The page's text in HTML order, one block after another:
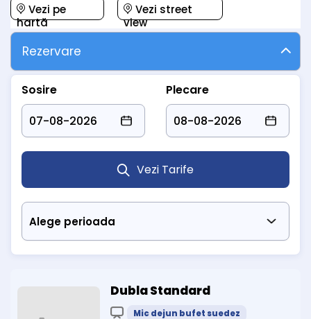
Vezi pe
hartă
Vezi street
view
Rezervare
Sosire Plecare
Vezi Tarife
Dubla Standard
Mic dejun bufet suedez